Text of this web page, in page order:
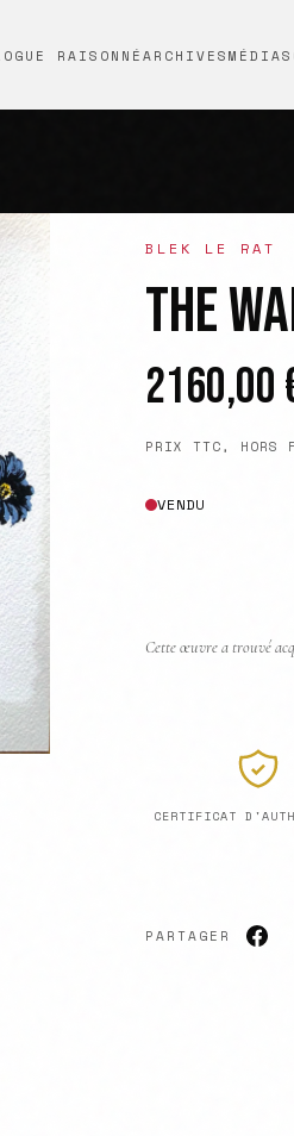
RAISONNÉARCHIVESMÉDIAS
BLEK LE RAT
THE
2160,00
PRIX TTC, HORS
VENDU
Cette œuvre a trouvé
CERTIFICAT
PARTAGER